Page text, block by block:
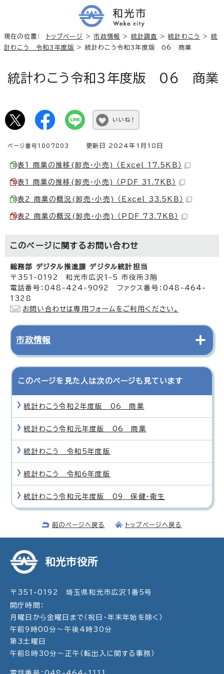
現在の位置： トップページ >市政情報 > 統計調査 >統計わこう > 統
計わこう 令和3年度版 > 統計わこう令和3年度版 06 商業
統計わこう令和3年度版 06 商業
いいね！
ページ番号1007803 更新日 2024年1月18日
表1 商業の推移(卸売・小売) （Excel 17.5KB）
表1 商業の推移(卸売・小売) （PDF 31.7KB）
表2 商業の概況(卸売・小売) （Excel 33.5KB）
表2 商業の概況(卸売・小売) （PDF 73.7KB）
このページに関する お問い合わせ
総務部 デジタル推進課 デジタル統計担当
〒351-0192 和光市広沢1-5 市役所3階
電話番号：048-424-9092 ファクス番号：048-464-
1328
お問い合わせは専用フォームをご利用ください。
市政情報
このページを見た人は次のページも見ています
統計わこう令和2年度版 06 商業
統計わこう令和元年度版 06 商業
統計わこう 令和5年度版
統計わこう 令和6年度版
統計わこう令和元年度版 09 保健・衛生
前のページへ戻る トップページへ戻る
和光市役所
〒351-0192 埼玉県和光市広沢1番5号
開庁時間：
月曜日から金曜日まで（祝日・年末年始を除く）
午前9時00分～午後4時30分
第3土曜日
午前8時30分～正午（転出入に関する事務）